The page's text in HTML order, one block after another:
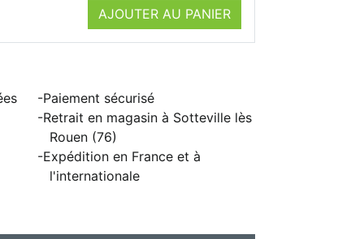
AJOUTER AU PANIER
Paiement sécurisé
Retrait en magasin à Sotteville lès
Rouen (76)
Expédition en France et à
l'internationale